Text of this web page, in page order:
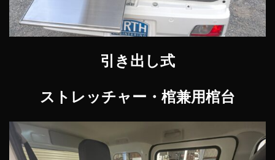
引き出し式
ストレッチャー・棺兼用棺台